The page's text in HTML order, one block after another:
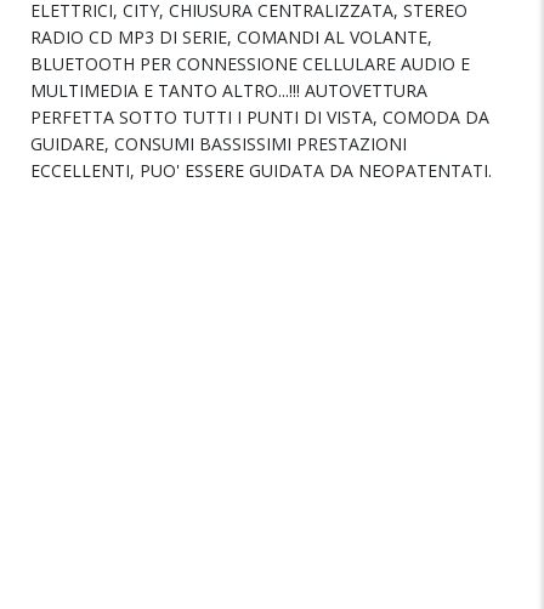
ELETTRICI, CITY, CHIUSURA CENTRALIZZATA, STEREO
RADIO CD MP3 DI SERIE, COMANDI AL VOLANTE,
BLUETOOTH PER CONNESSIONE CELLULARE AUDIO E
MULTIMEDIA E TANTO ALTRO...!!! AUTOVETTURA
PERFETTA SOTTO TUTTI I PUNTI DI VISTA, COMODA DA
GUIDARE, CONSUMI BASSISSIMI PRESTAZIONI
ECCELLENTI, PUO' ESSERE GUIDATA DA NEOPATENTATI.